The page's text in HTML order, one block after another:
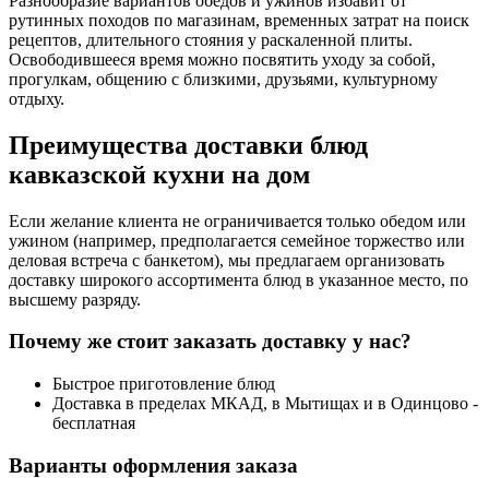
рутинных походов по магазинам, временных затрат на поиск
рецептов, длительного стояния у раскаленной плиты.
Освободившееся время можно посвятить уходу за собой,
прогулкам, общению с близкими, друзьями, культурному
отдыху.
Преимущества доставки блюд
кавказской кухни на дом
Если желание клиента не ограничивается только обедом или
ужином (например, предполагается семейное торжество или
деловая встреча с банкетом), мы предлагаем организовать
доставку широкого ассортимента блюд в указанное место, по
высшему разряду.
Почему же стоит заказать доставку у нас?
Быстрое приготовление блюд
Доставка в пределах МКАД, в Мытищах и в Одинцово -
бесплатная
Варианты оформления заказа